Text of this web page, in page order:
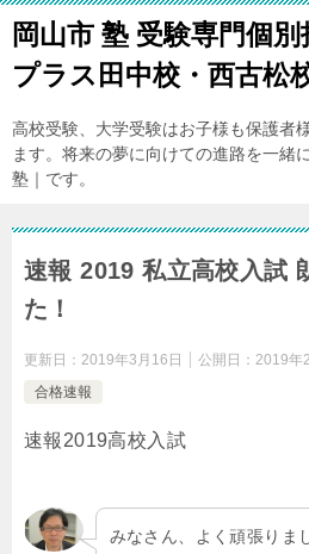
岡山市 塾 受験専門個
プラス田中校・西古松
高校受験、大学受験はお子様も保護者
ます。将来の夢に向けての進路を一緒
塾｜です。
速報 2019 私立高校入試
た！
更新日： 2019年3月16日 公開日： 2019年
合格速報
速報2019高校入試
みなさん、よく頑張りま